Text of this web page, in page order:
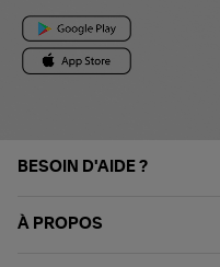
BESOIN D'AIDE ?
À PROPOS